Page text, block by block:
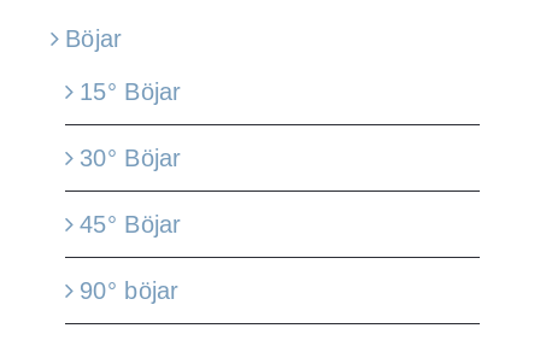
Böjar
15° Böjar
30° Böjar
45° Böjar
90° böjar